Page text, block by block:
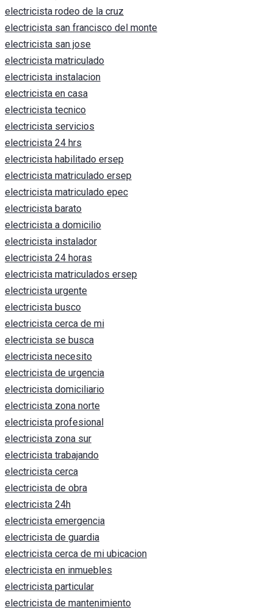
electricista rodeo de la cruz
electricista san francisco del monte
electricista san jose
electricista matriculado
electricista instalacion
electricista en casa
electricista tecnico
electricista servicios
electricista 24 hrs
electricista habilitado ersep
electricista matriculado ersep
electricista matriculado epec
electricista barato
electricista a domicilio
electricista instalador
electricista 24 horas
electricista matriculados ersep
electricista urgente
electricista busco
electricista cerca de mi
electricista se busca
electricista necesito
electricista de urgencia
electricista domiciliario
electricista zona norte
electricista profesional
electricista zona sur
electricista trabajando
electricista cerca
electricista de obra
electricista 24h
electricista emergencia
electricista de guardia
electricista cerca de mi ubicacion
electricista en inmuebles
electricista particular
electricista de mantenimiento